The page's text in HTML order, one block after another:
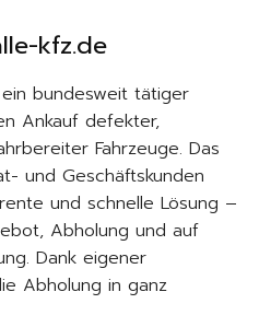
kfz.de
bundesweit tätiger
Ankauf defekter,
Fahrzeuge. Das
und Geschäftskunden
und schnelle Lösung –
Abholung und auf
Dank eigener
Abholung in ganz